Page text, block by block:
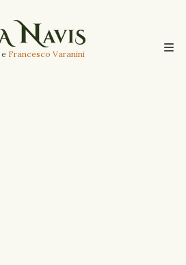
e Francesco Varanini